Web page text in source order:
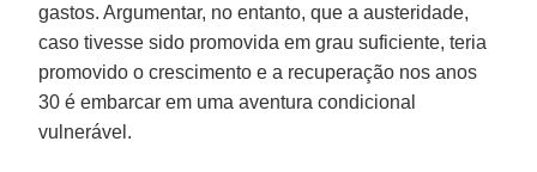
gastos. Argumentar, no entanto, que a austeridade,
caso tivesse sido promovida em grau suficiente, teria
promovido o crescimento e a recuperação nos anos
30 é embarcar em uma aventura condicional
vulnerável.